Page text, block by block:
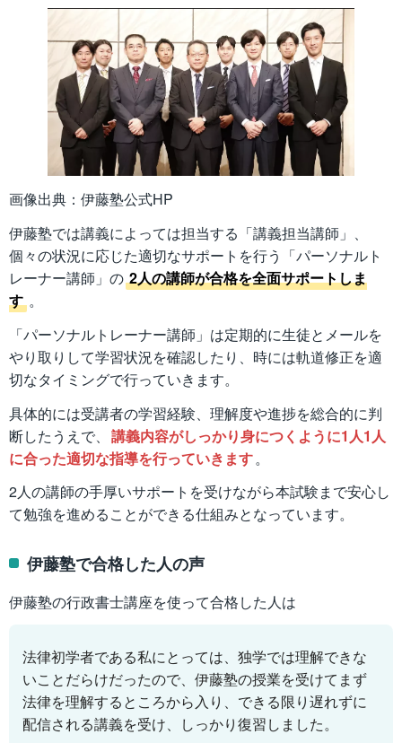
画像出典：伊藤塾公式HP
伊藤塾では講義によっては担当する「講義担当講師」、
個々の状況に応じた適切なサポートを行う「パーソナルト
レーナー講師」の 2人の講師が合格を全面サポートしま
す 。
「パーソナルトレーナー講師」は定期的に生徒とメールを
やり取りして学習状況を確認したり、時には軌道修正を適
切なタイミングで行っていきます。
具体的には受講者の学習経験、理解度や進捗を総合的に判
断したうえで、 講義内容がしっかり身につくように1人1人
に合った適切な指導を行っていきます。
2人の講師の手厚いサポートを受けながら本試験まで安心し
て勉強を進めることができる仕組みとなっています。
伊藤塾で合格した人の声
伊藤塾の行政書士講座を使って合格した人は
法律初学者である私にとっては、独学では理解できな
いことだらけだったので、伊藤塾の授業を受けてまず
法律を理解するところから入り、できる限り遅れずに
配信される講義を受け、しっかり復習しました。